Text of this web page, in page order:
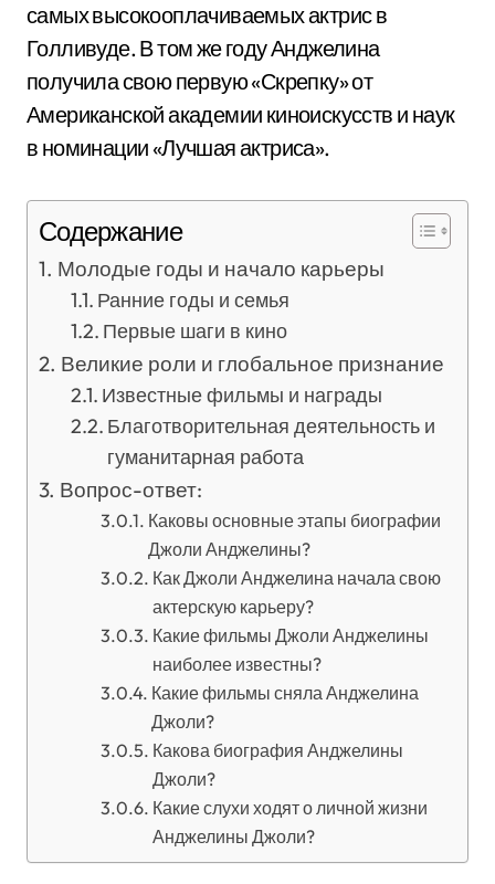
самых высокооплачиваемых актрис в
Голливуде. В том же году Анджелина
получила свою первую «Скрепку» от
Американской академии киноискусств и наук
в номинации «Лучшая актриса».
Содержание
Молодые годы и начало карьеры
Ранние годы и семья
Первые шаги в кино
Великие роли и глобальное признание
Известные фильмы и награды
Благотворительная деятельность и
гуманитарная работа
Вопрос-ответ:
Каковы основные этапы биографии
Джоли Анджелины?
Как Джоли Анджелина начала свою
актерскую карьеру?
Какие фильмы Джоли Анджелины
наиболее известны?
Какие фильмы сняла Анджелина
Джоли?
Какова биография Анджелины
Джоли?
Какие слухи ходят о личной жизни
Анджелины Джоли?